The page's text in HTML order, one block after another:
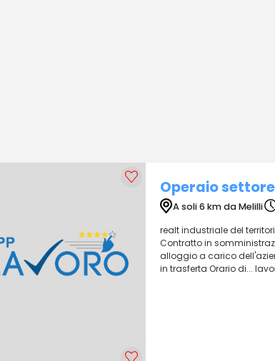
Operaio
A soli 6 km da Melilli
realt industriale del
Contratto in
alloggio a carico
in trasferta Orario di...